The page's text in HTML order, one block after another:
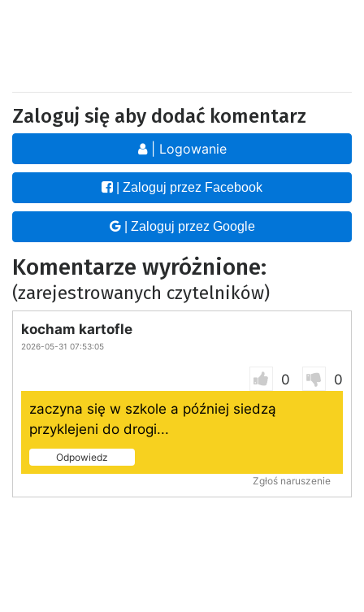
Zaloguj się aby dodać komentarz
| Logowanie
| Zaloguj przez Facebook
| Zaloguj przez Google
Komentarze wyróżnione:
(zarejestrowanych czytelników)
kocham kartofle
2026-05-31 07:53:05
0
0
zaczyna się w szkole a później siedzą
przyklejeni do drogi...
Odpowiedz
Zgłoś naruszenie